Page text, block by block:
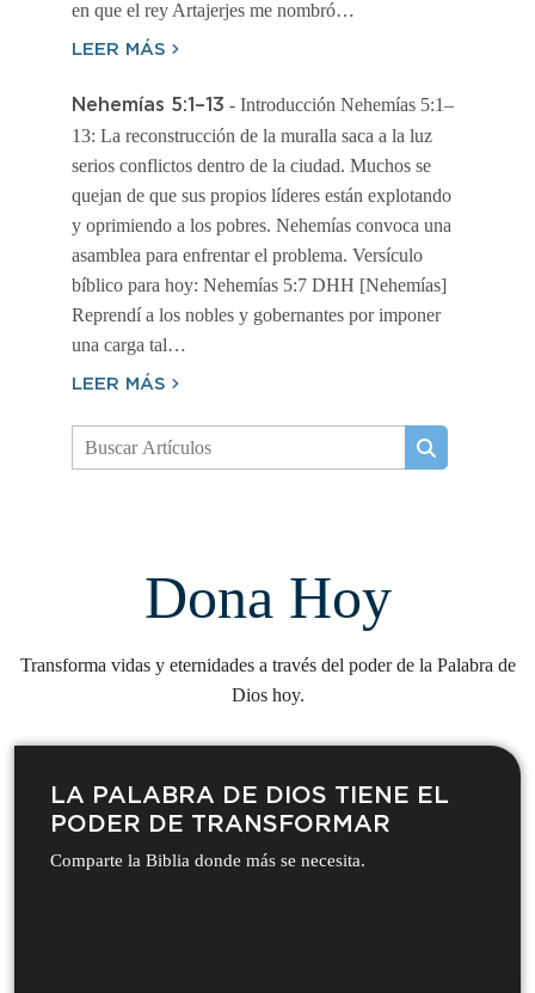
en que el rey Artajerjes me nombró…
LEER MÁS
Nehemías 5:1–13 - Introducción Nehemías 5:1–
13: La reconstrucción de la muralla saca a la luz
serios conflictos dentro de la ciudad. Muchos se
quejan de que sus propios líderes están explotando
y oprimiendo a los pobres. Nehemías convoca una
asamblea para enfrentar el problema. Versículo
bíblico para hoy: Nehemías 5:7 DHH [Nehemías]
Reprendí a los nobles y gobernantes por imponer
una carga tal…
LEER MÁS
Dona Hoy
Transforma vidas y eternidades a través del poder de la Palabra de
Dios hoy.
LA PALABRA DE DIOS TIENE EL
PODER DE TRANSFORMAR​
Comparte la Biblia donde más se necesita.